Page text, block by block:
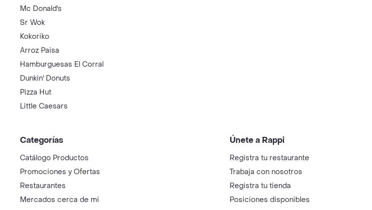
Mc Donald's
Sr Wok
Kokoriko
Arroz Paisa
Hamburguesas El Corral
Dunkin' Donuts
Pizza Hut
Little Caesars
Categorías
Catálogo Productos
Promociones y Ofertas
Restaurantes
Mercados cerca de mi
Únete a Rappi
Registra tu restaurante
Trabaja con nosotros
Registra tu tienda
Posiciones disponibles